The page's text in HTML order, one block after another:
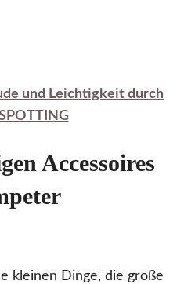
und Leichtigkeit durch
Accessoires
kleinen Dinge, die große